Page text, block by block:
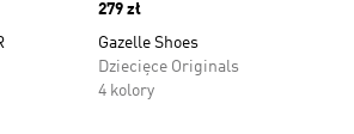
Price
279 zł
Gazelle Shoes
Dziecięce Originals
4 kolory